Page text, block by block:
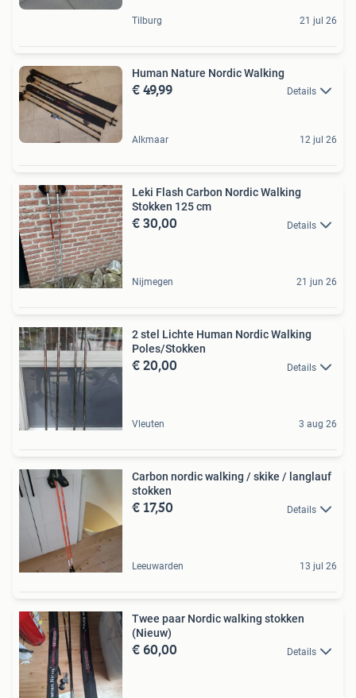
Tilburg 21 jul 26
Human Nature Nordic Walking
€ 49,99 Details
Alkmaar 12 jul 26
Leki Flash Carbon Nordic Walking
Stokken 125 cm
€ 30,00 Details
Nijmegen 21 jun 26
2 stel Lichte Human Nordic Walking
Poles/Stokken
€ 20,00 Details
Vleuten 3 aug 26
Carbon nordic walking / skike / langlauf
stokken
€ 17,50 Details
Leeuwarden 13 jul 26
Twee paar Nordic walking stokken
(Nieuw)
€ 60,00 Details